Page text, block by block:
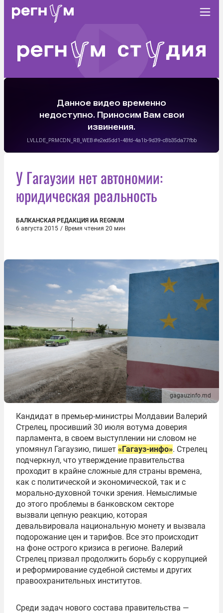
У Гагаузии нет автономии:
юридическая реальность
БАЛКАНСКАЯ РЕДАКЦИЯ ИА REGNUM
6 августа 2015 / Время чтения 20 мин
gagauzinfo.md
Кандидат в премьер-министры Молдавии Валерий
Стрелец, просивший 30 июля вотума доверия
парламента, в своем выступлении ни словом не
упомянул Гагаузию, пишет «Гагауз-инфо». Стрелец
подчеркнул, что утверждение правительства
проходит в крайне сложные для страны времена,
как с политической и экономической, так и с
морально-духовной точки зрения. Немыслимые
до этого проблемы в банковском секторе
вызвали цепную реакцию, которая
девальвировала национальную монету и вызвала
подорожание цен и тарифов. Все это происходит
на фоне острого кризиса в регионе. Валерий
Стрелец призвал продолжить борьбу с коррупцией
и реформирование судебной системы и других
правоохранительных институтов.
Среди задач нового состава правительства —